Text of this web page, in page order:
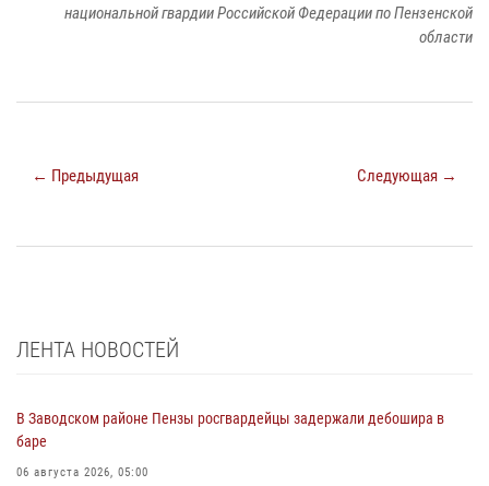
национальной гвардии Российской Федерации по Пензенской
области
← Предыдущая Следующая →
ЛЕНТА НОВОСТЕЙ
В Заводском районе Пензы росгвардейцы задержали дебошира в
баре
06 августа 2026, 05:00